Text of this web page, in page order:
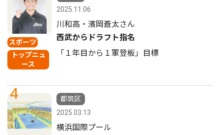
スポーツ
トップニュ
ース
2025.11.06
川和高・濱岡蒼太さん
西武からドラフト指名
「１年目から１軍登板」目標
4
都筑区
2025.03.13
横浜国際プール